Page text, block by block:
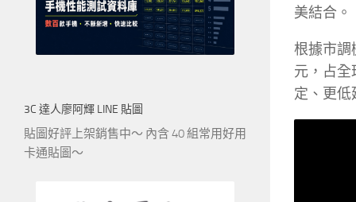
美結合。
根據市調
元，占全
定、更低
3C 達人廖阿輝 LINE 貼圖
貼圖好評上架銷售中～ 內含 40 組常用好用
卡通貼圖～